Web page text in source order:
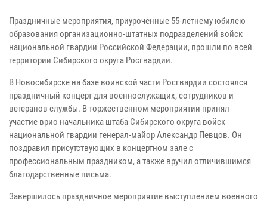
Праздничные мероприятия, приуроченные 55-летнему юбилею
образования организационно-штатных подразделений войск
национальной гвардии Российской Федерации, прошли по всей
территории Сибирского округа Росгвардии.
В Новосибирске на базе воинской части Росгвардии состоялся
праздничный концерт для военнослужащих, сотрудников и
ветеранов службы. В торжественном мероприятии принял
участие врио начальника штаба Сибирского округа войск
национальной гвардии генерал-майор Александр Певцов. Он
поздравил присутствующих в концертном зале с
профессиональным праздником, а также вручил отличившимся
благодарственные письма.
Завершилось праздничное мероприятие выступлением военного